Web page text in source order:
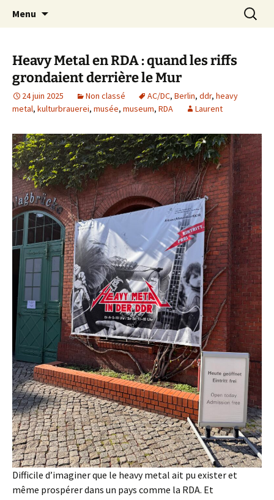
Laurent Rieppi
Journaliste musical · Historien du rock ·
Conférencier
Menu
Heavy Metal en RDA : quand les riffs
grondaient derrière le Mur
24 juin 2025 Non classé AC/DC, Berlin, ddr, heavy
metal, kulturbrauerei, musée, museum, RDA Laurent
Difficile d’imaginer que le heavy metal ait pu exister et
même prospérer dans un pays comme la RDA. Et